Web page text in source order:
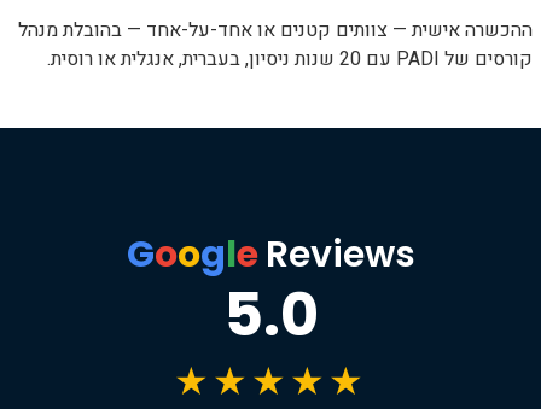
ההכשרה אישית — צוותים קטנים או אחד-על-אחד — בהובלת מנהל
קורסים של PADI עם 20 שנות ניסיון, בעברית, אנגלית או רוסית.
Google Reviews
5.0
★★★★★